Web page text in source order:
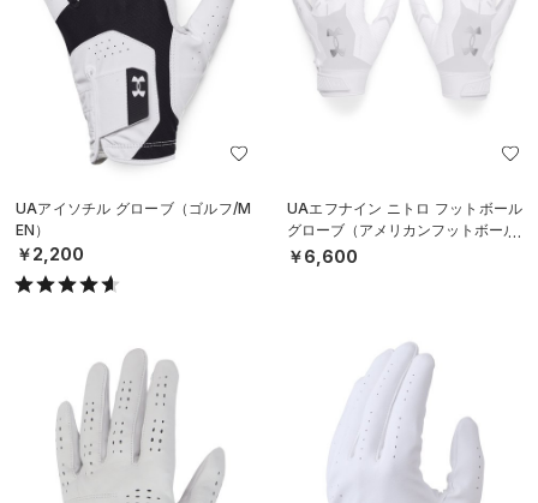
UAアイソチル グローブ（ゴルフ/M
EN）
￥2,200
UAエフナイン ニトロ フットボール
グローブ（アメリカンフットボール/
MEN）
￥6,600